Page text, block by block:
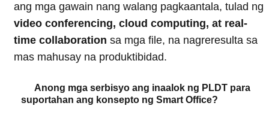
ang mga gawain nang walang pagkaantala, tulad ng
video conferencing, cloud computing, at real-
time collaboration sa mga file, na nagreresulta sa
mas mahusay na produktibidad.
Anong mga serbisyo ang inaalok ng PLDT para
suportahan ang konsepto ng Smart Office?